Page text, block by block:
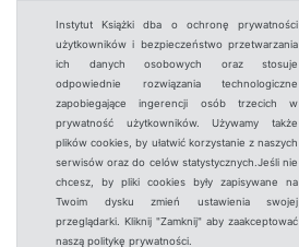
Instytut Książki dba o ochronę prywatności
użytkowników i bezpieczeństwo przetwarzania
ich danych osobowych oraz stosuje
odpowiednie rozwiązania technologiczne
zapobiegające ingerencji osób trzecich w
prywatność użytkowników. Używamy także
plików cookies, by ułatwić korzystanie z naszych
serwisów oraz do celów statystycznych.Jeśli nie
chcesz, by pliki cookies były zapisywane na
Twoim dysku zmień ustawienia swojej
przeglądarki. Kliknij "Zamknij" aby zaakceptować
naszą politykę prywatności.